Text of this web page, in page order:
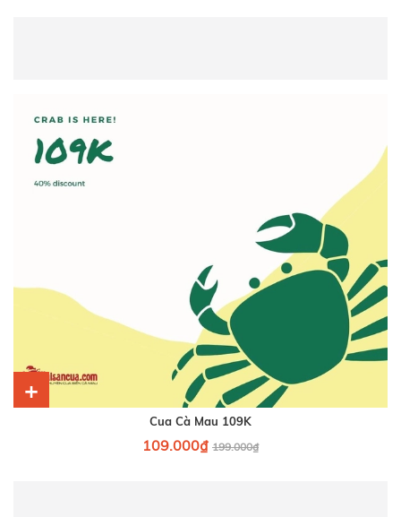
+
Cua Cà Mau 109K
109.000₫ 199.000₫